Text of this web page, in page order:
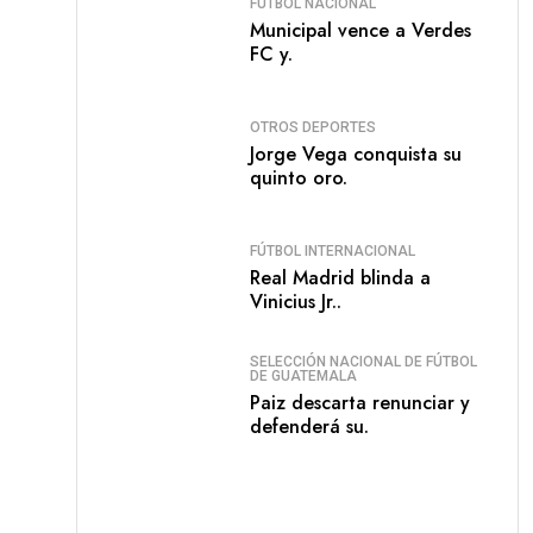
Municipal vence a Verdes
FC y.
OTROS DEPORTES
Jorge Vega conquista su
quinto oro.
FÚTBOL INTERNACIONAL
Real Madrid blinda a
Vinicius Jr..
SELECCIÓN NACIONAL DE FÚTBOL
DE GUATEMALA
Paiz descarta renunciar y
defenderá su.